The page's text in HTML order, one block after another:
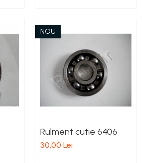
NOU
Rulment cutie 6406
30,00 Lei